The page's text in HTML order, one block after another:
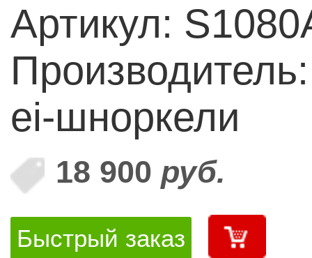
Артикул:
ei-шноркели
18 900 руб.
Быстрый заказ